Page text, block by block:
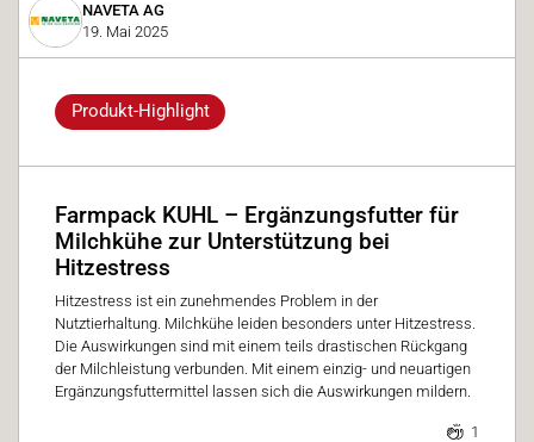
NAVETA AG
19. Mai 2025
Produkt-Highlight
Farmpack KUHL – Ergänzungsfutter für
Milchkühe zur Unterstützung bei
Hitzestress
Hitzestress ist ein zunehmendes Problem in der
Nutztierhaltung. Milchkühe leiden besonders unter Hitzestress.
Die Auswirkungen sind mit einem teils drastischen Rückgang
der Milchleistung verbunden. Mit einem einzig- und neuartigen
Ergänzungsfuttermittel lassen sich die Auswirkungen mildern.
1